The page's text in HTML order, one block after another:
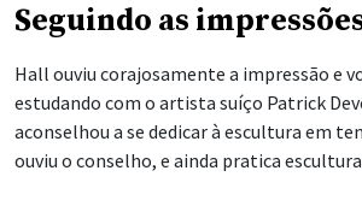
Seguindo as
Hall ouviu corajosamente a impressão e
estudando com o artista suíço Patrick
aconselhou a se dedicar à escultura em
ouviu o conselho, e ainda pratica